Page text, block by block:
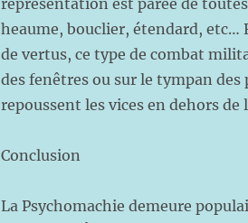
représentation est parée de
heaume, bouclier, étendard, etc…
de vertus, ce type de combat
des fenêtres ou sur le tympan
repoussent les vices en dehors de
Conclusion
La Psychomachie demeure